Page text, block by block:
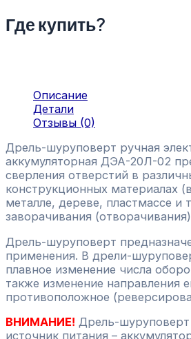
Где купить?
Описание
Детали
Отзывы (0)
Дрель-шуруповерт ручная
аккумуляторная ДЭА-20Л-02
сверления отверстий в
конструкционных материалах
металле, дереве, пластмассе и
заворачивания
Дрель-шуруповерт
применения. В дрели-
плавное изменение числа
также изменение направления
противоположное
ВНИМАНИЕ! Дрель-
источник питания –